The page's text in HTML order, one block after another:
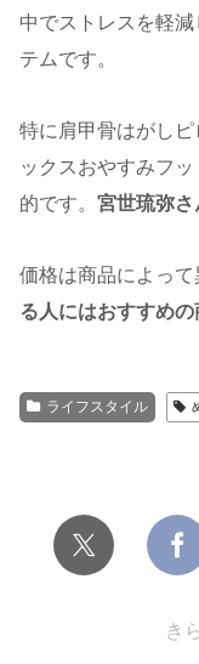
中でストレスを軽
テムです。
特に肩甲骨はがし
ックスおやすみフ
的です。 宮世琉弥さ
価格は商品によって
る人にはおすすめの
ライフスタイル
き